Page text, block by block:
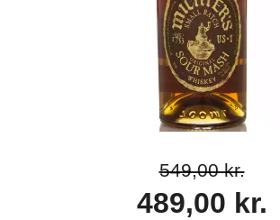
549,00 kr.
489,00 kr.